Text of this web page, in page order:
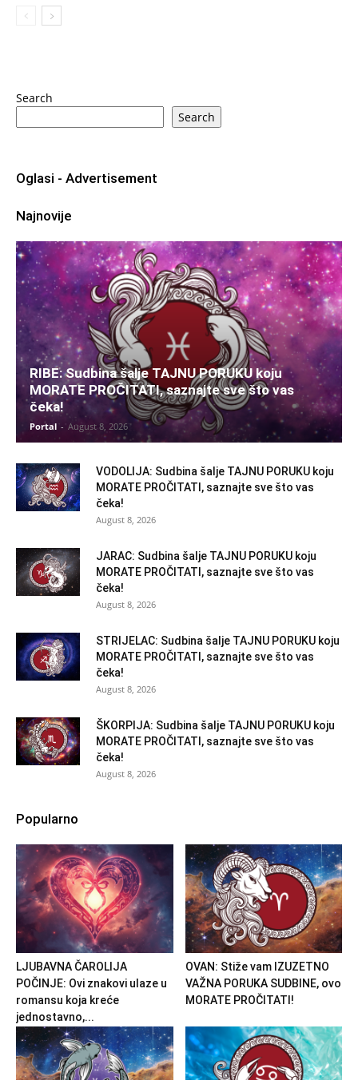
Search
Search
Oglasi - Advertisement
Najnovije
RIBE: Sudbina šalje TAJNU PORUKU koju
MORATE PROČITATI, saznajte sve što vas
čeka!
Portal - August 8, 2026
VODOLIJA: Sudbina šalje TAJNU PORUKU koju
MORATE PROČITATI, saznajte sve što vas
čeka!
August 8, 2026
JARAC: Sudbina šalje TAJNU PORUKU koju
MORATE PROČITATI, saznajte sve što vas
čeka!
August 8, 2026
STRIJELAC: Sudbina šalje TAJNU PORUKU koju
MORATE PROČITATI, saznajte sve što vas
čeka!
August 8, 2026
ŠKORPIJA: Sudbina šalje TAJNU PORUKU koju
MORATE PROČITATI, saznajte sve što vas
čeka!
August 8, 2026
Popularno
LJUBAVNA ČAROLIJA
POČINJE: Ovi znakovi ulaze u
romansu koja kreće
jednostavno,...
OVAN: Stiže vam IZUZETNO
VAŽNA PORUKA SUDBINE, ovo
MORATE PROČITATI!